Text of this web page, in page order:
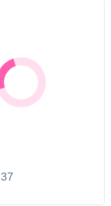
37